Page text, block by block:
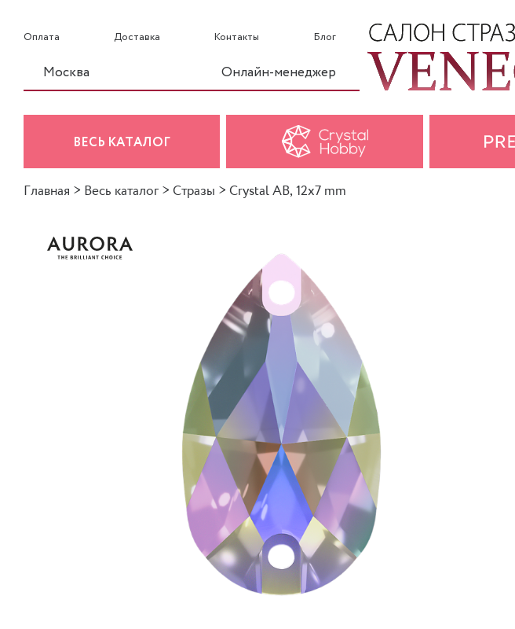
Оплата Доставка Контакты Блог
Москва Онлайн-менеджер
ВЕСЬ КАТАЛОГ
Главная > Весь каталог > Стразы > Crystal AB, 12x7 mm